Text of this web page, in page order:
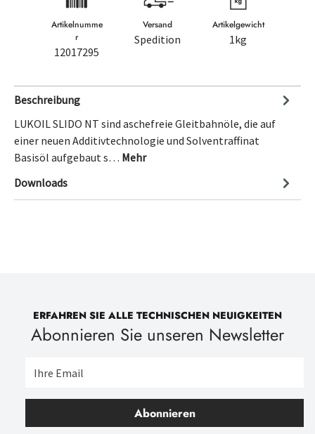
Artikelnumme
r
12017295
Versand
Spedition
Artikelgewicht
1kg
Beschreibung
LUKOIL SLIDO NT sind aschefreie Gleitbahnöle, die auf
einer neuen Additivtechnologie und Solventraffinat
Basisöl aufgebaut s… Mehr
Downloads
ERFAHREN SIE ALLE TECHNISCHEN NEUIGKEITEN
Abonnieren Sie unseren Newsletter
Abonnieren